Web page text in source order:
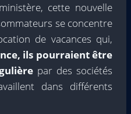
cette nouvelle
se concentre
de vacances qui,
ils pourraient être
par des sociétés
dans différents